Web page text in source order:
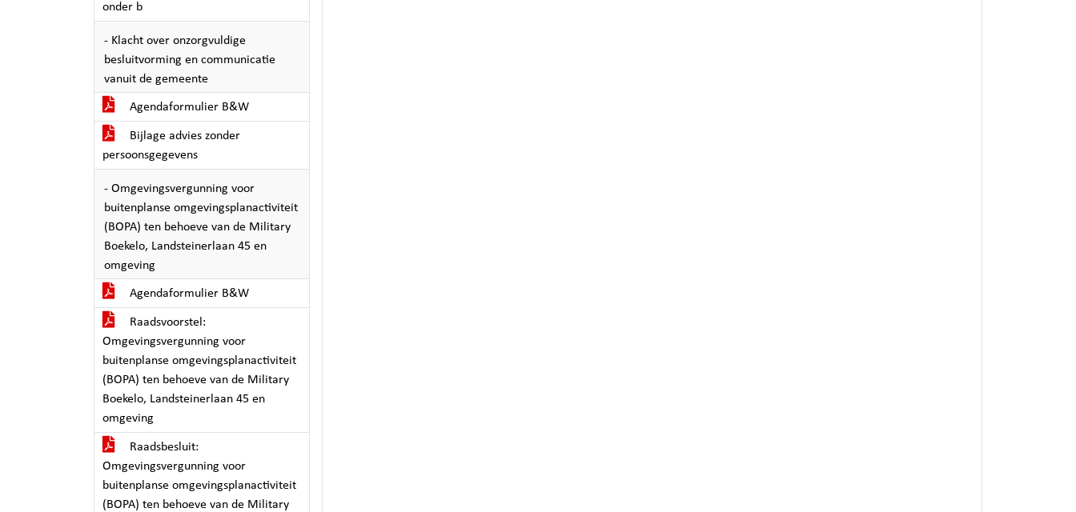
onder b
- Klacht over onzorgvuldige
besluitvorming en communicatie
vanuit de gemeente
Agendaformulier B&W
Bijlage advies zonder
persoonsgegevens
- Omgevingsvergunning voor
buitenplanse omgevingsplanactiviteit
(BOPA) ten behoeve van de Military
Boekelo, Landsteinerlaan 45 en
omgeving
Agendaformulier B&W
Raadsvoorstel:
Omgevingsvergunning voor
buitenplanse omgevingsplanactiviteit
(BOPA) ten behoeve van de Military
Boekelo, Landsteinerlaan 45 en
omgeving
Raadsbesluit:
Omgevingsvergunning voor
buitenplanse omgevingsplanactiviteit
(BOPA) ten behoeve van de Military